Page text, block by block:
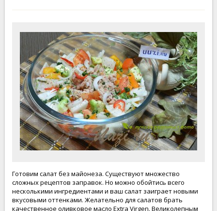
Готовим салат без майонеза. Существуют множество
сложных рецептов заправок. Но можно обойтись всего
несколькими ингредиентами и ваш салат заиграет новыми
вкусовыми оттенками. Желательно для салатов брать
качественное оливковое масло Extra Virgen. Великолепным